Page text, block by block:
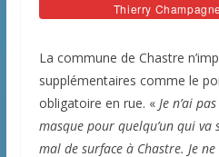
Thierry
Chastre
La commune de Chastre
supplémentaires comme le
obligatoire en rue. « Je n’ai
masque pour quelqu’un qui
mal de surface à Chastre. Je